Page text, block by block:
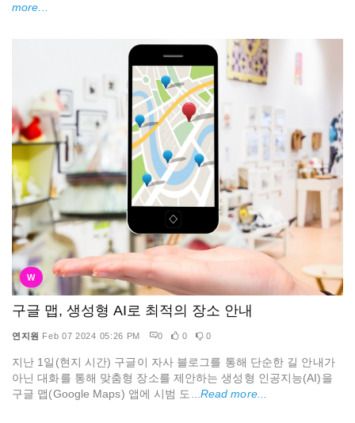
more...
W
구글 맵, 생성형 AI로 최적의 장소 안내
연지원 Feb 07 2024 05:26 PM 0 0 0
지난 1일(현지 시간) 구글이 자사 블로그를 통해 단순한 길 안내가
아닌 대화를 통해 맞춤형 장소를 제안하는 생성형 인공지능(AI)을
구글 맵(Google Maps) 앱에 시범 도... Read more...